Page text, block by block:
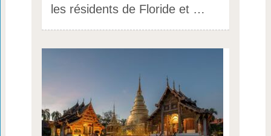
les résidents de Floride et …